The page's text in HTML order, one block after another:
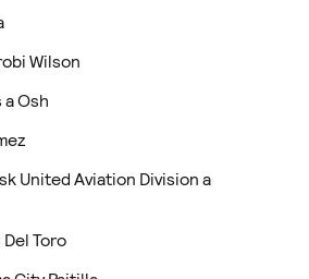
Wilson
Osh
United Aviation Division a
Toro